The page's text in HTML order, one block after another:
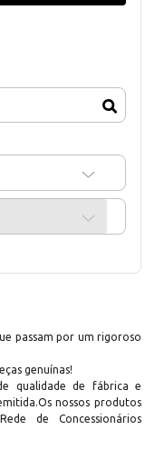
passam por um rigoroso
genuínas!
qualidade de fábrica e
nossos produtos
de Concessionários